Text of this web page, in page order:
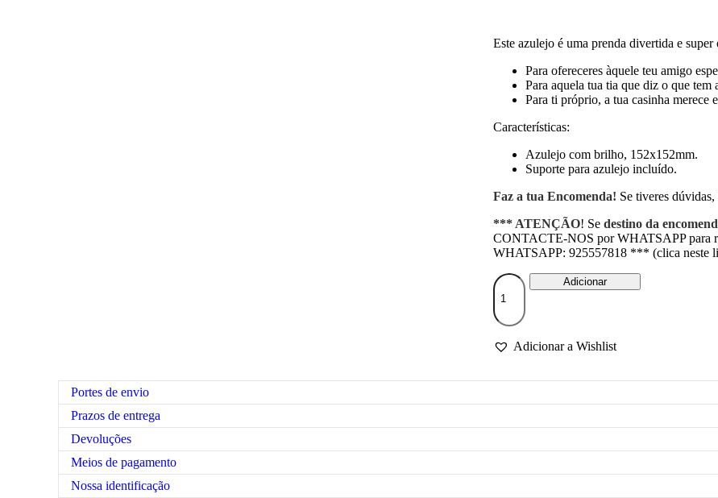
Este azulejo é uma prenda divertida e
Para ofereceres àquele teu amigo
Para aquela tua tia que diz o que tem
Para ti próprio, a tua casinha merece
Características:
Azulejo com brilho, 152x152mm.
Suporte para azulejo incluído.
Faz a tua Encomenda! Se tiveres
*** ATENÇÃO! Sedestino da
CONTACTE-NOS por WHATSAPP para
WHATSAPP: 925557818 *** (clica neste
Quantidade
de
Azulejo
"aqui
há
(incl.
Adicionar
Adicionar a Wishlist
Portes de envio
Prazos de entrega
Devoluções
Meios de pagamento
Nossa identificação